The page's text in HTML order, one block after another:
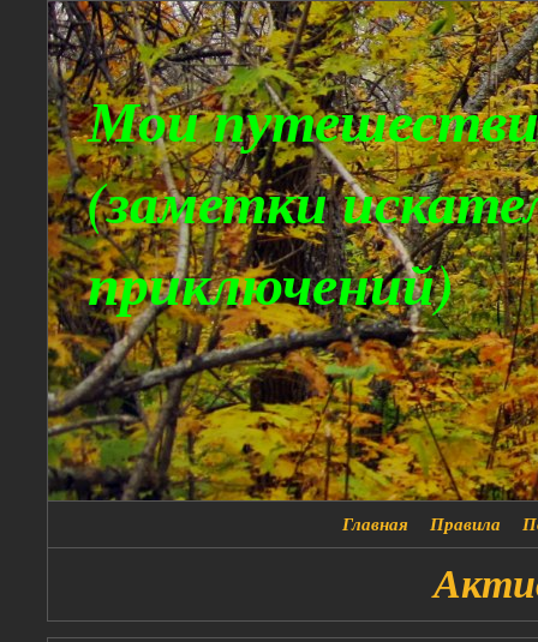
Мои
(заметки
приключений)
Главная Правила